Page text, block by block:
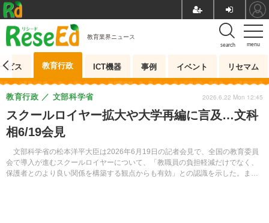
menu
search
教育業界ニュース
ビス 教育行政 ICT機器 事例 イベント リセマム
スクールロイヤー拡大や大学再編に言及…文科
相6/19会見
文部科学省の松本洋平大臣は2026年6月19日の記者会見で、全国の教育委員
会で導入が進むスクールロイヤーについて、「教職員の負担軽減だけでなく、
保護者とのより良い関係を構築する観点からも有効」との認識を示した。また
教育行政 文部科学省 2026.6.22 Mon 12:45